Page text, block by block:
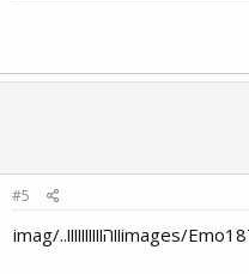
#5
../images/Emo187.gif../images/Emo113.gifווהוווווווווו../imag